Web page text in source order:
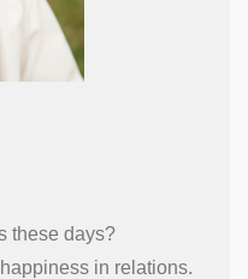
these days?
in relations.